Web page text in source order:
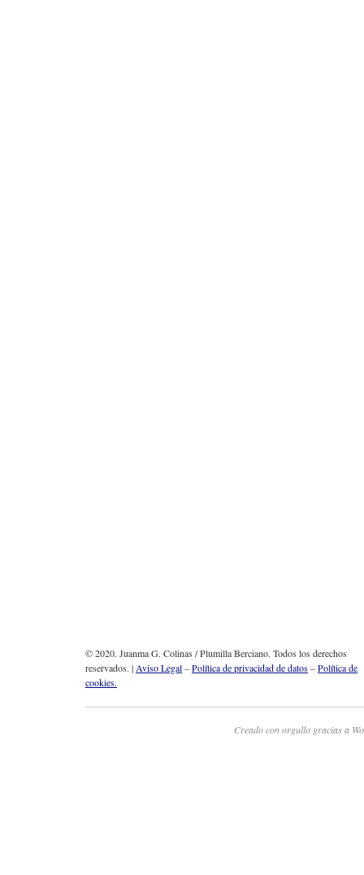
© 2020. Juanma G. Colinas / Plumilla Berciano. Todos los derechos
reservados. |Aviso Legal–Política de privacidad de datos–Política de
cookies.
Creado con orgullo gracias a